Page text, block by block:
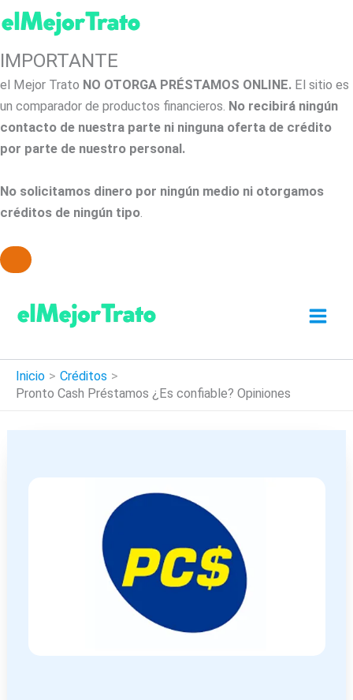
IMPORTANTE
el Mejor Trato NO OTORGA PRÉSTAMOS ONLINE. El sitio es
un comparador de productos financieros. No recibirá ningún
contacto de nuestra parte ni ninguna oferta de crédito
por parte de nuestro personal.
No solicitamos dinero por ningún medio ni otorgamos
créditos de ningún tipo.
contenido
Inicio
Créditos
Pronto Cash Préstamos ¿Es confiable? Opiniones